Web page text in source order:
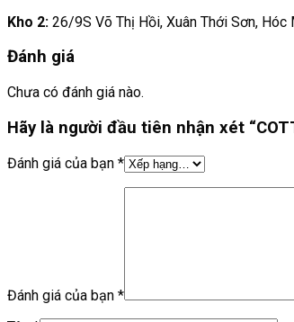
Kho 2: 26/9S Võ Thị Hồi, Xuân Thới Sơn, Hóc
Đánh giá
Chưa có đánh giá nào.
Hãy là người đầu tiên nhận xét
Đánh giá của bạn *
Đánh giá của bạn *